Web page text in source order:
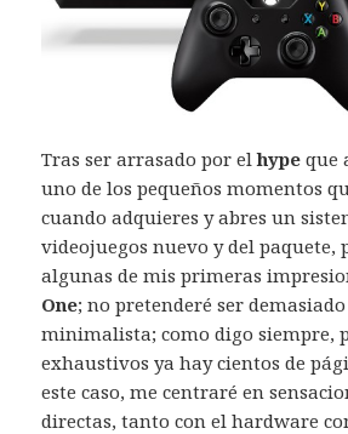
Tras ser arrasado por elhype que
uno de los pequeños momentos
cuando adquieres y abres un
videojuegos nuevo y del paquete,
algunas de mis primeras
One; no pretenderé ser
minimalista; como digo siempre,
exhaustivos ya hay cientos de
este caso, me centraré en
directas, tanto con el hardware